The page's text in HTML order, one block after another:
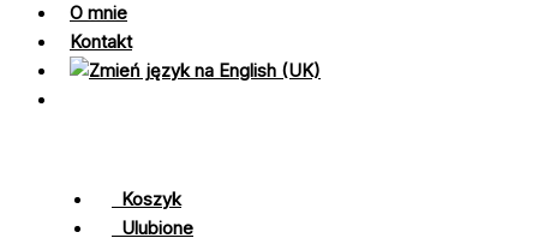
O mnie
Kontakt
Koszyk
Ulubione